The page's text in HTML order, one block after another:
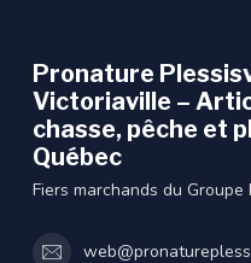
Pronature
Victoriaville –
chasse, pêche et
Québec
Fiers marchands du Groupe